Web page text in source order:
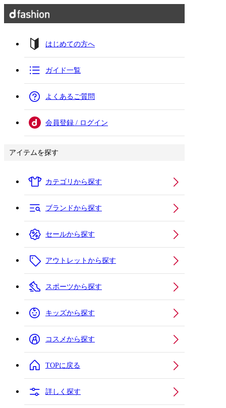
はじめての方へ
ガイド一覧
よくあるご質問
会員登録 / ログイン
アイテムを探す
カテゴリから探す
ブランドから探す
セールから探す
アウトレットから探す
スポーツから探す
キッズから探す
コスメから探す
TOPに戻る
詳しく探す